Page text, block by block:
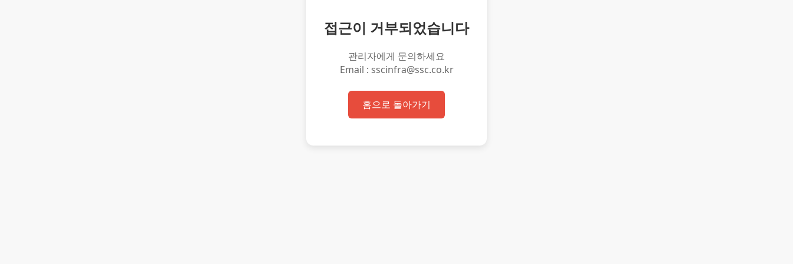
접근이 거부되었습니다
관리자에게 문의하세요
Email : sscinfra@ssc.co.kr
홈으로 돌아가기